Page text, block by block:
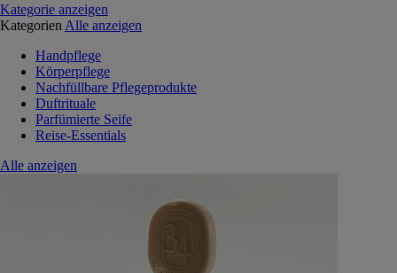
Kategorie anzeigen
Kategorien Alle anzeigen
Handpflege
Körperpflege
Nachfüllbare Pflegeprodukte
Duftrituale
Parfümierte Seife
Reise-Essentials
Alle anzeigen